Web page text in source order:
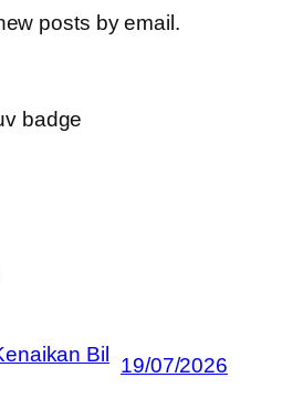
posts by email.
Bil 19/07/2026